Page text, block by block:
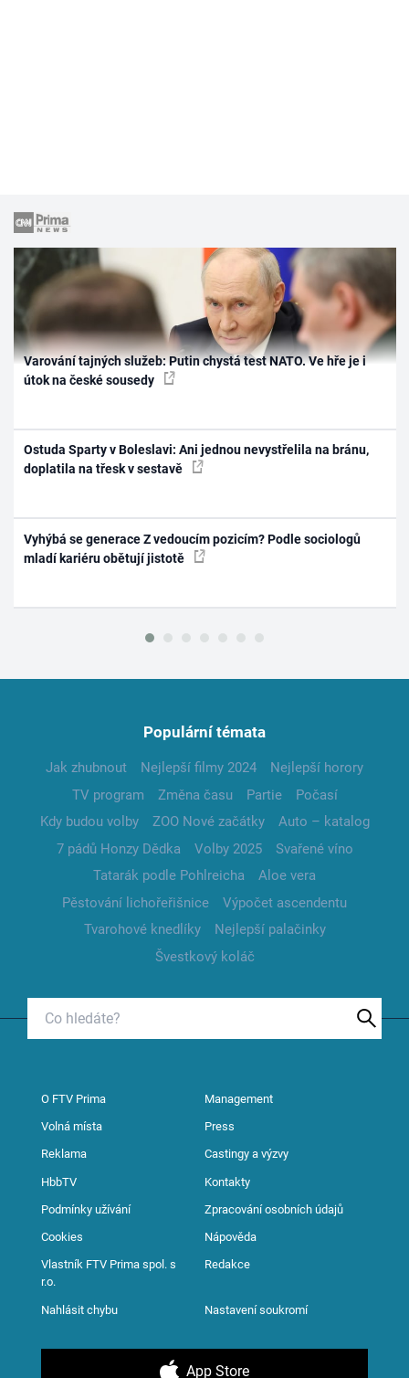
Varování tajných služeb: Putin chystá test NATO. Ve hře je i
útok na české sousedy
Ostuda Sparty v Boleslavi: Ani jednou nevystřelila na bránu,
doplatila na třesk v sestavě
Vyhýbá se generace Z vedoucím pozicím? Podle sociologů
mladí kariéru obětují jistotě
Populární témata
Jak zhubnout Nejlepší filmy 2024
Nejlepší horory
TV program
Změna času Partie
Počasí
Kdy budou volby
ZOO Nové začátky
Auto – katalog
7 pádů Honzy Dědka
Volby 2025
Svařené víno
Tatarák podle Pohlreicha
Aloe vera
Pěstování lichořeřišnice
Výpočet ascendentu
Tvarohové knedlíky
Nejlepší palačinky
Švestkový koláč
O FTV Prima Management
Volná místa Press
Reklama Castingy a výzvy
HbbTV Kontakty
Podmínky užívání Zpracování osobních údajů
Cookies Nápověda
Vlastník FTV Prima spol. s
r.o.
Redakce
Nahlásit chybu Nastavení soukromí
App Store